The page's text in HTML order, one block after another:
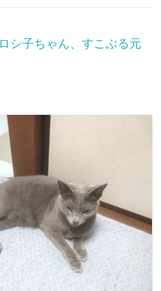
シ子ちゃん、すこぶる元